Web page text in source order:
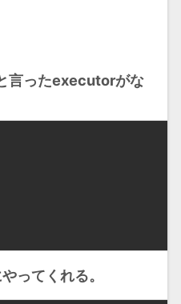
言ったexecutorがな
ってくれる。